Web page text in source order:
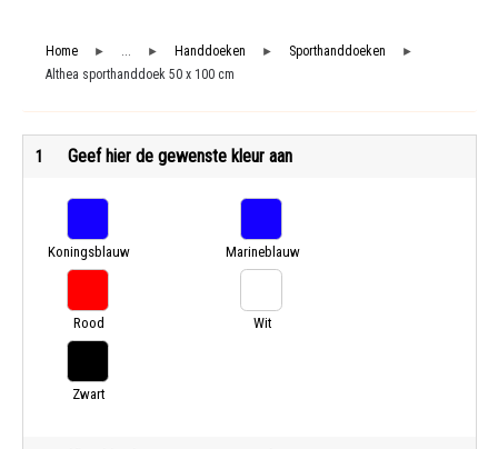
Home ► ... ► Handdoeken ► Sporthanddoeken ►
Althea sporthanddoek 50 x 100 cm
1 Geef hier de gewenste kleur aan
Koningsblauw Marineblauw
Rood Wit
Zwart